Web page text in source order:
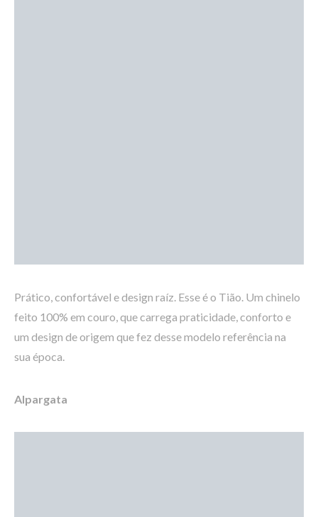
Prático, confortável e design raíz. Esse é o Tião. Um chinelo
feito 100% em couro, que carrega praticidade, conforto e
um design de origem que fez desse modelo referência na
sua época.
Alpargata